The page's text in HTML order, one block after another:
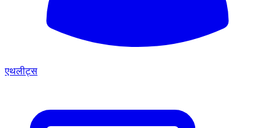
एथलीट्स